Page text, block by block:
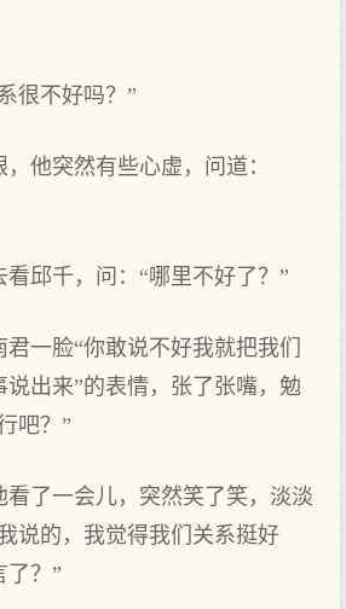
很不好吗？”
他突然有些心虚，问道：
看邱千，问：“哪里不好了？”
一脸“你敢说不好我就把我们
说出来”的表情，张了张嘴，勉
吧？”
看了一会儿，突然笑了笑，淡淡
说的，我觉得我们关系挺好
了？”